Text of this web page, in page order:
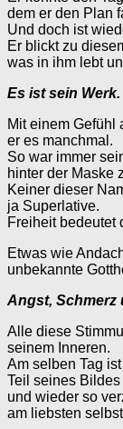
dem er den Plan
Und doch ist
Er blickt zu
was in ihm lebt
Es ist sein Werk.
Mit einem Gefühl
er es manchmal.
So war immer
hinter der Maske
Keiner dieser
ja Superlative.
Freiheit bedeutet
Etwas wie
unbekannte
Angst, Schmerz
Alle diese
seinem Inneren.
Am selben Tag
Teil seines
und wieder so
am liebsten